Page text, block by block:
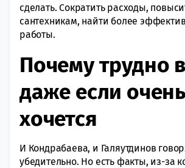
сделать. Сократить расходы,
сантехникам, найти более
работы.
Почему трудно
даже если очень
хочется
И Кондрабаева, и Галяутдинов
убедительно. Но есть факты, из-за